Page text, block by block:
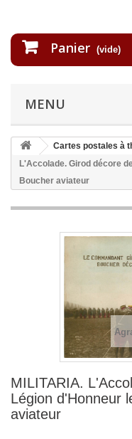
Panier (vide)
MENU
Cartes postales à
L'Accolade. Girod décore
Boucher aviateur
MILITARIA.
Légion d'Honneur
aviateur